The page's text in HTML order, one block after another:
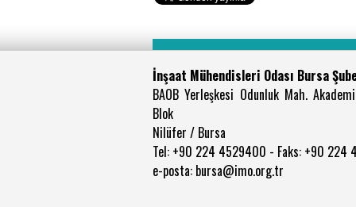
İnşaat Mühendisleri Odası Bursa
BAOB Yerleşkesi Odunluk Mah.
Blok
Nilüfer / Bursa
Tel: +90 224 4529400 - Faks: +90 224
e-posta: bursa@imo.org.tr